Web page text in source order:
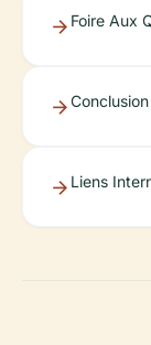
Foire Aux
Liens